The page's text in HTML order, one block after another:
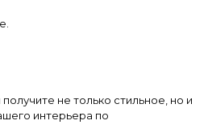
не только стильное, но и
интерьера по